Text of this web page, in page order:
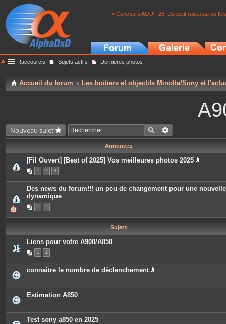
> Concours AOUT 26: Du petit ruisseau au
Raccourcis Sujets actifs Dernières photos
Accueil du forum Les boitiers et objectifs Minolta/Sony et
Nouveau sujet
Annonces
[Fil Ouvert] [Best of 2025] Vos meilleures photos 2025
c
e
n
1 2 3
Des news du forum!!! un peu de changement pour une nouvelle
dynamique
1 2
Sujets
Liens pour votre A900/A850
1 2
connaitre le nombre de déclenchement
è
j
Estimation A850
Test sony a850 en 2025